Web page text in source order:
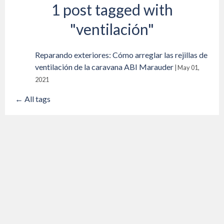
1 post tagged with
"ventilación"
Reparando exteriores: Cómo arreglar las rejillas de
ventilación de la caravana ABI Marauder May 01,
2021
← All tags